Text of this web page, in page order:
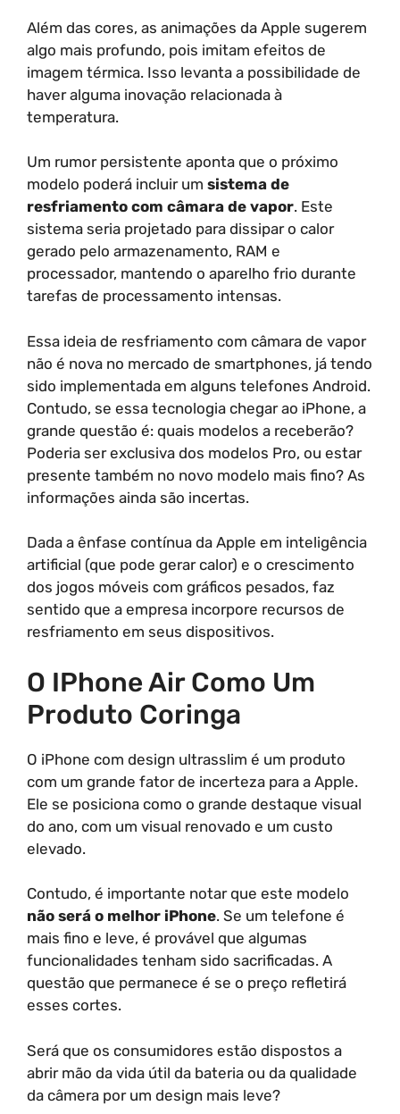
Além das cores, as animações da Apple sugerem
algo mais profundo, pois imitam efeitos de
imagem térmica. Isso levanta a possibilidade de
haver alguma inovação relacionada à
temperatura.
Um rumor persistente aponta que o próximo
modelo poderá incluir um sistema de
resfriamento com câmara de vapor. Este
sistema seria projetado para dissipar o calor
gerado pelo armazenamento, RAM e
processador, mantendo o aparelho frio durante
tarefas de processamento intensas.
Essa ideia de resfriamento com câmara de vapor
não é nova no mercado de smartphones, já tendo
sido implementada em alguns telefones Android.
Contudo, se essa tecnologia chegar ao iPhone, a
grande questão é: quais modelos a receberão?
Poderia ser exclusiva dos modelos Pro, ou estar
presente também no novo modelo mais fino? As
informações ainda são incertas.
Dada a ênfase contínua da Apple em inteligência
artificial (que pode gerar calor) e o crescimento
dos jogos móveis com gráficos pesados, faz
sentido que a empresa incorpore recursos de
resfriamento em seus dispositivos.
O IPhone Air Como Um
Produto Coringa
O iPhone com design ultrasslim é um produto
com um grande fator de incerteza para a Apple.
Ele se posiciona como o grande destaque visual
do ano, com um visual renovado e um custo
elevado.
Contudo, é importante notar que este modelo
não será o melhor iPhone. Se um telefone é
mais fino e leve, é provável que algumas
funcionalidades tenham sido sacrificadas. A
questão que permanece é se o preço refletirá
esses cortes.
Será que os consumidores estão dispostos a
abrir mão da vida útil da bateria ou da qualidade
da câmera por um design mais leve?